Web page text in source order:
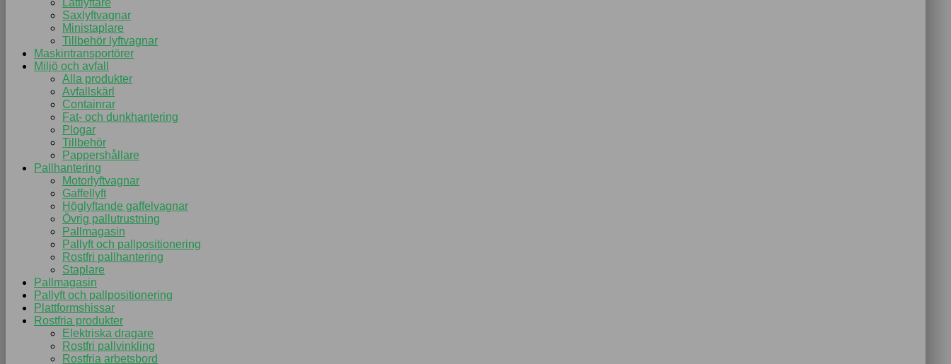
Lättlyftare
Saxlyftvagnar
Ministaplare
Tillbehör lyftvagnar
Maskintransportörer
Miljö och avfall
Alla produkter
Avfallskärl
Containrar
Fat- och dunkhantering
Plogar
Tillbehör
Pappershållare
Pallhantering
Motorlyftvagnar
Gaffellyft
Höglyftande gaffelvagnar
Övrig pallutrustning
Pallmagasin
Pallyft och pallpositionering
Rostfri pallhantering
Staplare
Pallmagasin
Pallyft och pallpositionering
Plattformshissar
Rostfria produkter
Elektriska dragare
Rostfri pallvinkling
Rostfria arbetsbord